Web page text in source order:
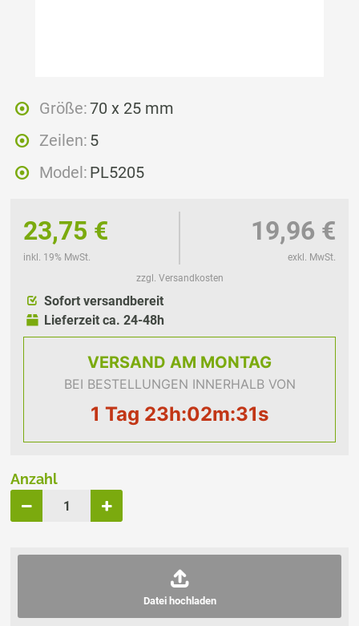
Größe:70 x 25 mm
Zeilen: 5
Model: PL5205
23,75 €
inkl. 19% MwSt.
19,96 €
exkl. MwSt.
zzgl. Versandkosten
Sofort versandbereit
Lieferzeit ca. 24-48h
VERSAND AM MONTAG
BEI BESTELLUNGEN INNERHALB VON
1 Tag 23h:02m:31s
Anzahl
Datei hochladen